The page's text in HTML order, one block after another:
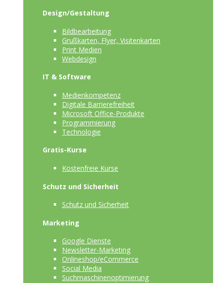
Design/Gestaltung
Bildbearbeitung
Grußkarten, Flyer, Visitenkarten
Print Medien
Webdesign
IT & Software
Medienkompetenz
Digitale Barrierefreiheit
Microsoft Office-Produkte
Programmierung
Technologie
Gratis-Kurse
Kostenfreie Kurse
Schutz und Sicherheit
Schutz und Sicherheit
Marketing
Google Dienste
Newsletter-Marketing
Onlineshop/eCommerce
Social Media
Suchmaschinenoptimierung